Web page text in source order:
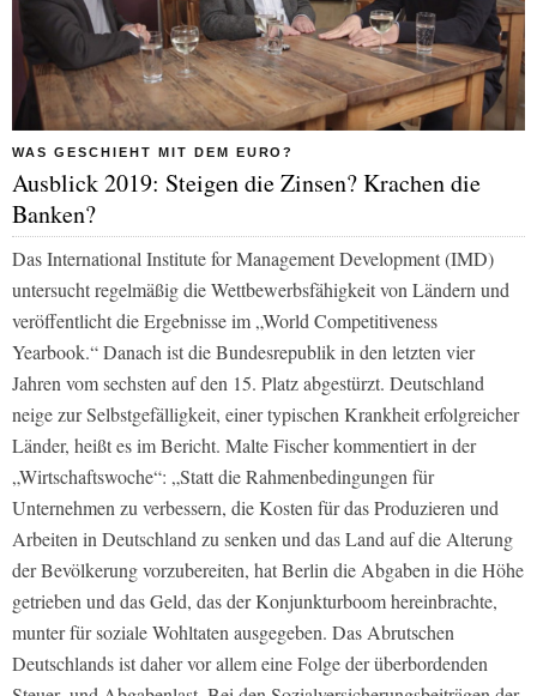
WAS GESCHIEHT MIT DEM EURO?
Ausblick 2019: Steigen die Zinsen? Krachen die
Banken?
Das International Institute for Management Development (IMD)
untersucht regelmäßig die Wettbewerbsfähigkeit von Ländern und
veröffentlicht die Ergebnisse im „World Competitiveness
Yearbook.“ Danach ist die Bundesrepublik in den letzten vier
Jahren vom sechsten auf den 15. Platz abgestürzt. Deutschland
neige zur Selbstgefälligkeit, einer typischen Krankheit erfolgreicher
Länder, heißt es im Bericht. Malte Fischer kommentiert in der
„Wirtschaftswoche“: „Statt die Rahmenbedingungen für
Unternehmen zu verbessern, die Kosten für das Produzieren und
Arbeiten in Deutschland zu senken und das Land auf die Alterung
der Bevölkerung vorzubereiten, hat Berlin die Abgaben in die Höhe
getrieben und das Geld, das der Konjunkturboom hereinbrachte,
munter für soziale Wohltaten ausgegeben. Das Abrutschen
Deutschlands ist daher vor allem eine Folge der überbordenden